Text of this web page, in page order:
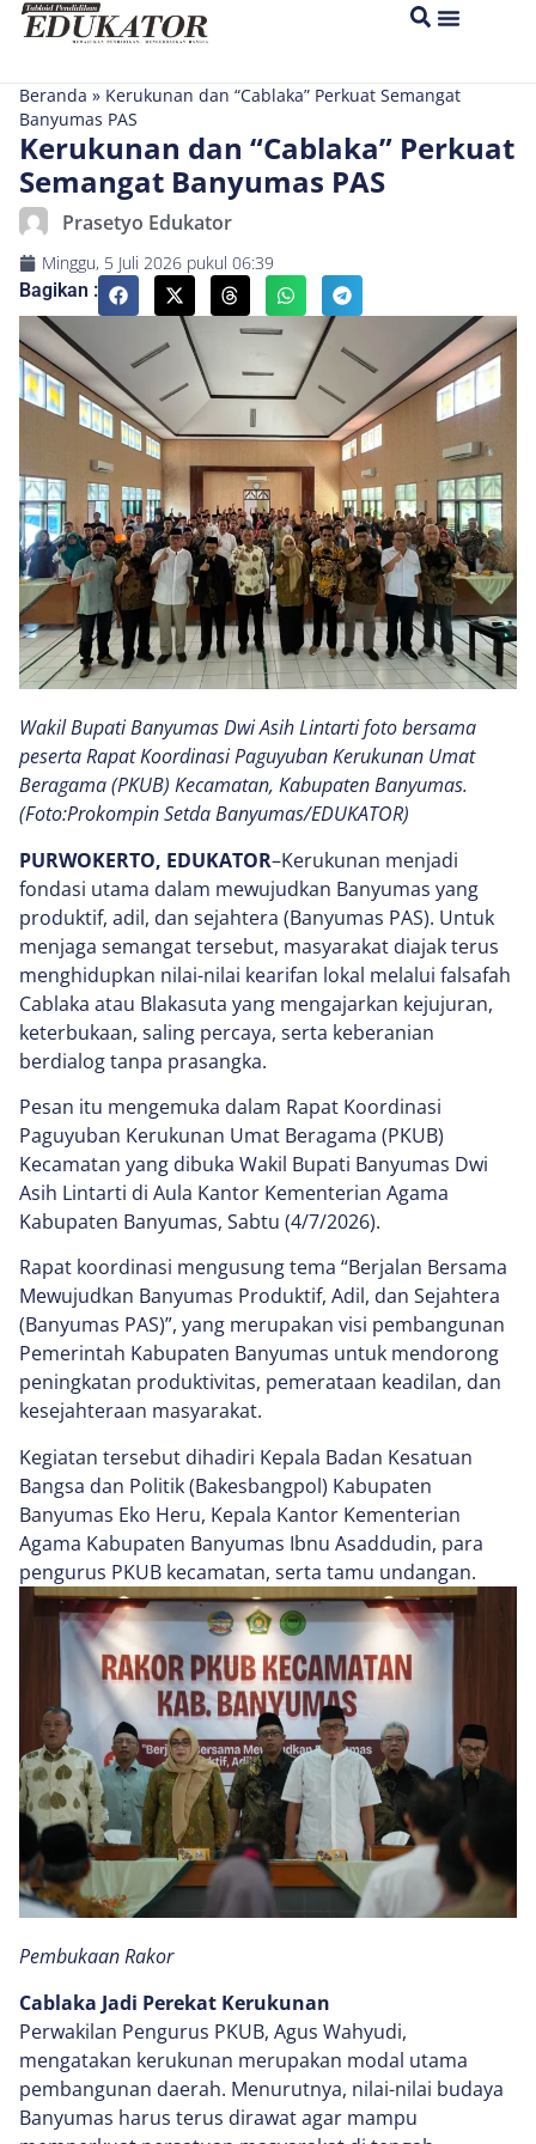
Beranda » Kerukunan dan “Cablaka” Perkuat Semangat
Banyumas PAS
Kerukunan dan “Cablaka” Perkuat
Semangat Banyumas PAS
Prasetyo Edukator
Minggu, 5 Juli 2026 pukul 06:39
Bagikan :
Wakil Bupati Banyumas Dwi Asih Lintarti foto bersama
peserta Rapat Koordinasi Paguyuban Kerukunan Umat
Beragama (PKUB) Kecamatan, Kabupaten Banyumas.
(Foto:Prokompin Setda Banyumas/EDUKATOR)
PURWOKERTO, EDUKATOR–Kerukunan menjadi
fondasi utama dalam mewujudkan Banyumas yang
produktif, adil, dan sejahtera (Banyumas PAS). Untuk
menjaga semangat tersebut, masyarakat diajak terus
menghidupkan nilai-nilai kearifan lokal melalui falsafah
Cablaka atau Blakasuta yang mengajarkan kejujuran,
keterbukaan, saling percaya, serta keberanian
berdialog tanpa prasangka.
Pesan itu mengemuka dalam Rapat Koordinasi
Paguyuban Kerukunan Umat Beragama (PKUB)
Kecamatan yang dibuka Wakil Bupati Banyumas Dwi
Asih Lintarti di Aula Kantor Kementerian Agama
Kabupaten Banyumas, Sabtu (4/7/2026).
Rapat koordinasi mengusung tema “Berjalan Bersama
Mewujudkan Banyumas Produktif, Adil, dan Sejahtera
(Banyumas PAS)”, yang merupakan visi pembangunan
Pemerintah Kabupaten Banyumas untuk mendorong
peningkatan produktivitas, pemerataan keadilan, dan
kesejahteraan masyarakat.
Kegiatan tersebut dihadiri Kepala Badan Kesatuan
Bangsa dan Politik (Bakesbangpol) Kabupaten
Banyumas Eko Heru, Kepala Kantor Kementerian
Agama Kabupaten Banyumas Ibnu Asaddudin, para
pengurus PKUB kecamatan, serta tamu undangan.
Pembukaan Rakor
Cablaka Jadi Perekat Kerukunan
Perwakilan Pengurus PKUB, Agus Wahyudi,
mengatakan kerukunan merupakan modal utama
pembangunan daerah. Menurutnya, nilai-nilai budaya
Banyumas harus terus dirawat agar mampu